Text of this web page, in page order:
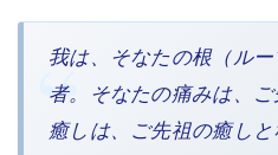
我は、そなたの根（ル
者。そなたの痛みは、
癒しは、ご先祖の癒し